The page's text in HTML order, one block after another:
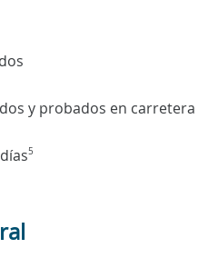
y probados en carretera
5